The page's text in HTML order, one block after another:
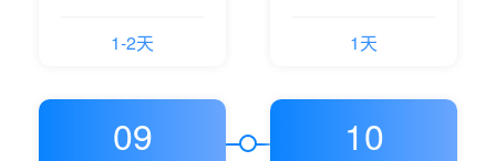
1-2天 1天
09 10